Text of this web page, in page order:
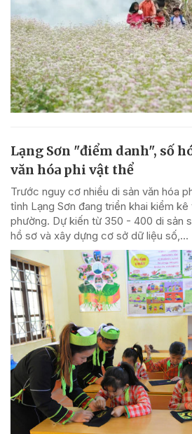
Lạng Sơn "điểm danh", số
văn hóa phi vật thể
Trước nguy cơ nhiều di sản văn hóa
tỉnh Lạng Sơn đang triển khai kiểm
phường. Dự kiến từ 350 - 400 di sản
hồ sơ và xây dựng cơ sở dữ liệu số,...